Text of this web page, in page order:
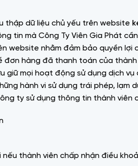
thập dữ liệu chủ yếu trên website
tin mà Công Ty Viên Gia Phát
website nhằm đảm bảo quyền
hàng đã thanh toán của
giữ mọi hoạt động sử dụng dịch
hành vi sử dụng trái phép,
ty sử dụng thông tin thành viên
thành viên chấp nhận điều